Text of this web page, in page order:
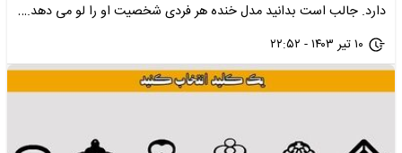
دارد. جالب است بدانید مدل خنده هر فردی شخصیت او را لو می دهد.…
۱۰ تیر ۱۴۰۳ - ۲۲:۵۲